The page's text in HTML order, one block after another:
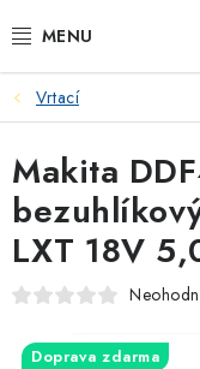
na
AKU NÁŘADÍ
ELEKTRICKÉ NÁŘADÍ
PŘÍSLUŠENSTVÍ
MĚŘÍCÍ TECHNIKA
RÁDIA
Vrtací
Makita
LXT 18V
Doprava zdarma